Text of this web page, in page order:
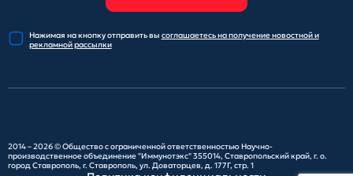
Нажимая на кнопку отправитьвы соглашаетесь на получениеновостной и
рекламной рассылки
2014 – 2026 ©Общество с ограниченной ответственностью Научно-
производственное объединение "Иммунотэкс"355014, Ставропольский край, г. о.
город Ставрополь, г. Ставрополь, ул. Доваторцев, д. 177Г, стр. 1